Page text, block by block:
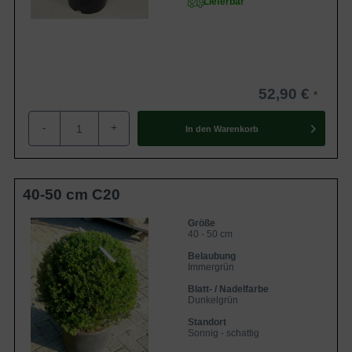
Kinder und Haustiere sollte man von Eiben fernhalten; vor
Der Preis ist zum einen abhängig von der
finden. Des Weiteren ist unsere preisgünstige
wurzelnackte Ware für wenige Wochen im Frühjahr und
Herbst verfügbar. In folgender Tabelle sind einige Beispiele
der Heimischen Eibe 'Kugelform' mit Preisangaben
aufgeführt:
Name
Größe und
Wurzelverpackung
52,90 €
- + In den Warenkorb
40-50 cm C20
Größe
40 - 50 cm
Belaubung
Immergrün
Blatt- / Nadelfarbe
Dunkelgrün
Standort
Sonnig - schattig